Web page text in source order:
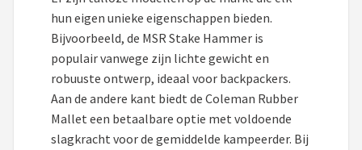
hun eigen unieke eigenschappen bieden.
Bijvoorbeeld, de MSR Stake Hammer is
populair vanwege zijn lichte gewicht en
robuuste ontwerp, ideaal voor backpackers.
Aan de andere kant biedt de Coleman Rubber
Mallet een betaalbare optie met voldoende
slagkracht voor de gemiddelde kampeerder. Bij